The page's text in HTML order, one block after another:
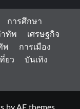
การศึกษา
าทัพ
เศรษฐกิจ
พ
การเมือง
ยว
บันเทิง
by AF themes.